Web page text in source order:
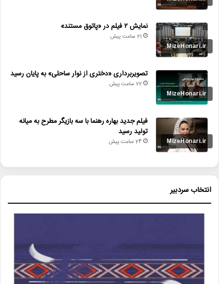
نمایش ۲ فیلم در «پاتوق مستند»
21 ساعت پیش
تصویربرداری «دختری از نوار ساحلی» به پایان رسید
22 ساعت پیش
فیلم جدید بهاره رهنما با سه بازیگر مطرح به میانه
تولید رسید
24 ساعت پیش
انتخاب سردبیر